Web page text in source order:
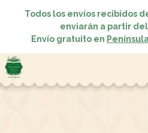
Todos los envíos recibidos
enviarán a partir
Envío gratuito en